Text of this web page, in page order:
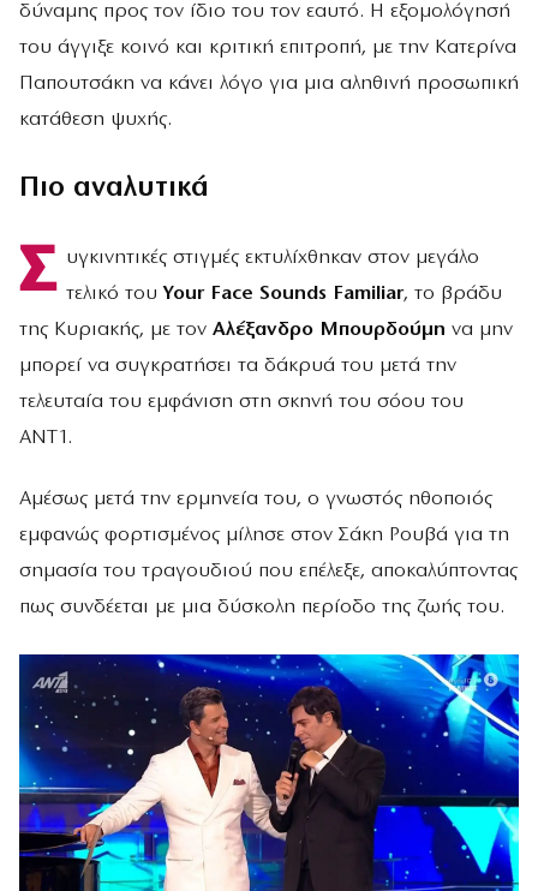
δύναμης προς τον ίδιο του τον εαυτό. Η εξομολόγησή
του άγγιξε κοινό και κριτική επιτροπή, με την Κατερίνα
Παπουτσάκη να κάνει λόγο για μια αληθινή προσωπική
κατάθεση ψυχής.
Πιο αναλυτικά
Σ υγκινητικές στιγμές εκτυλίχθηκαν στον μεγάλο
τελικό τουYour Face Sounds Familiar, το βράδυ
της Κυριακής, με τον Αλέξανδρο Μπουρδούμη να μην
μπορεί να συγκρατήσει τα δάκρυά του μετά την
τελευταία του εμφάνιση στη σκηνή του σόου του
ΑΝΤ1.
Αμέσως μετά την ερμηνεία του, ο γνωστός ηθοποιός
εμφανώς φορτισμένος μίλησε στον Σάκη Ρουβά για τη
σημασία του τραγουδιού που επέλεξε, αποκαλύπτοντας
πως συνδέεται με μια δύσκολη περίοδο της ζωής του.